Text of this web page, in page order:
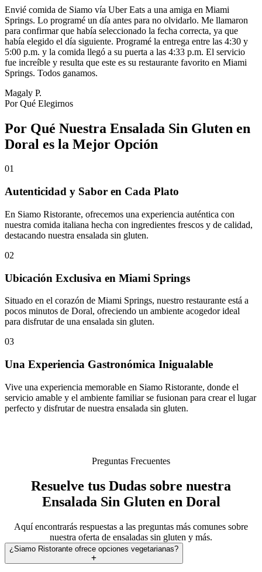
Envié comida de Siamo vía Uber Eats a una amiga en Miami
Springs. Lo programé un día antes para no olvidarlo. Me llamaron
para confirmar que había seleccionado la fecha correcta, ya que
había elegido el día siguiente. Programé la entrega entre las 4:30 y
5:00 p.m. y la comida llegó a su puerta a las 4:33 p.m. El servicio
fue increíble y resulta que este es su restaurante favorito en Miami
Springs. Todos ganamos.
Magaly P.
Por Qué Elegirnos
Por Qué Nuestra Ensalada Sin Gluten en
Doral es la Mejor Opción
01
Autenticidad y Sabor en Cada Plato
En Siamo Ristorante, ofrecemos una experiencia auténtica con
nuestra comida italiana hecha con ingredientes frescos y de calidad,
destacando nuestra ensalada sin gluten.
02
Ubicación Exclusiva en Miami Springs
Situado en el corazón de Miami Springs, nuestro restaurante está a
pocos minutos de Doral, ofreciendo un ambiente acogedor ideal
para disfrutar de una ensalada sin gluten.
03
Una Experiencia Gastronómica Inigualable
Vive una experiencia memorable en Siamo Ristorante, donde el
servicio amable y el ambiente familiar se fusionan para crear el lugar
perfecto y disfrutar de nuestra ensalada sin gluten.
Preguntas Frecuentes
Resuelve tus Dudas sobre nuestra
Ensalada Sin Gluten en Doral
Aquí encontrarás respuestas a las preguntas más comunes sobre
nuestra oferta de ensaladas sin gluten y más.
¿Siamo Ristorante ofrece opciones vegetarianas?